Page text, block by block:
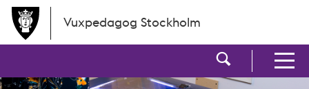
Hoppa till huvudinnehållet
Vuxpedagog Stockholm
Visa
Visa